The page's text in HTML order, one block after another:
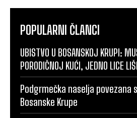
POPULARNI ČLANCI
UBISTVO U BOSANSKOJ KRUPI:
PORODIČNOJ KUĆI, JEDNO LICE
Podgrmečka naselja povezana
Bosanske Krupe